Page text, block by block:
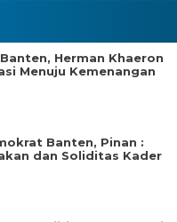
Herman Khaeron
Menuju Kemenangan
Banten, Pinan :
dan Soliditas Kader